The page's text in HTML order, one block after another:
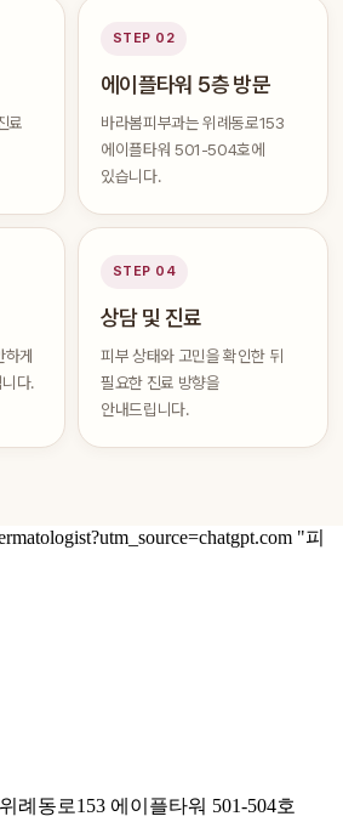
료
STEP 02
에이플타워 5층 방문
바라봄피부과는 위례동로153
에이플타워 501-504호에
있습니다.
하게
다.
STEP 04
상담 및 진료
피부 상태와 고민을 확인한 뒤
필요한 진료 방향을
안내드립니다.
"피
례동로153 에이플타워 501-504호